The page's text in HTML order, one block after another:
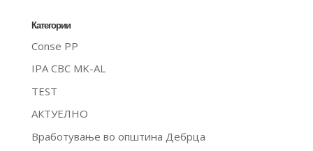
Категории
Conse PP
IPA CBC MK-AL
TEST
АКТУЕЛНО
Вработување во општина Дебрца